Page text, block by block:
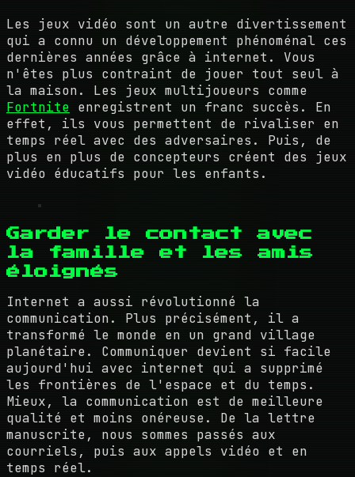
Les jeux vidéo sont un autre divertissement
qui a connu un développement phénoménal ces
dernières années grâce à internet. Vous
n'êtes plus contraint de jouer tout seul à
la maison. Les jeux multijoueurs comme
Fortnite enregistrent un franc succès. En
effet, ils vous permettent de rivaliser en
temps réel avec des adversaires. Puis, de
plus en plus de concepteurs créent des jeux
vidéo éducatifs pour les enfants.
Garder le contact avec
la famille et les amis
éloignés
Internet a aussi révolutionné la
communication. Plus précisément, il a
transformé le monde en un grand village
planétaire. Communiquer devient si facile
aujourd'hui avec internet qui a supprimé
les frontières de l'espace et du temps.
Mieux, la communication est de meilleure
qualité et moins onéreuse. De la lettre
manuscrite, nous sommes passés aux
courriels, puis aux appels vidéo et en
temps réel.